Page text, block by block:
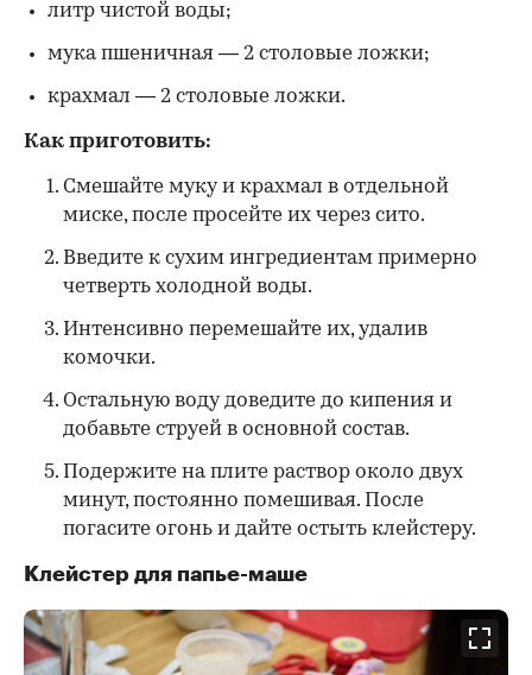
литр чистой воды;
мука пшеничная — 2 столовые ложки;
крахмал — 2 столовые ложки.
Как приготовить:
Смешайте муку и крахмал в отдельной
миске, после просейте их через сито.
Введите к сухим ингредиентам примерно
четверть холодной воды.
Интенсивно перемешайте их, удалив
комочки.
Остальную воду доведите до кипения и
добавьте струей в основной состав.
Подержите на плите раствор около двух
минут, постоянно помешивая. После
погасите огонь и дайте остыть клейстеру.
Клейстер для папье-маше